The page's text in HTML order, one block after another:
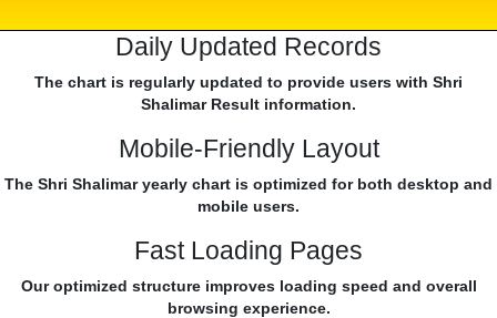
Daily Updated Records
The chart is regularly updated to provide users with Shri
Shalimar Result information.
Mobile-Friendly Layout
The Shri Shalimar yearly chart is optimized for both desktop and
mobile users.
Fast Loading Pages
Our optimized structure improves loading speed and overall
browsing experience.